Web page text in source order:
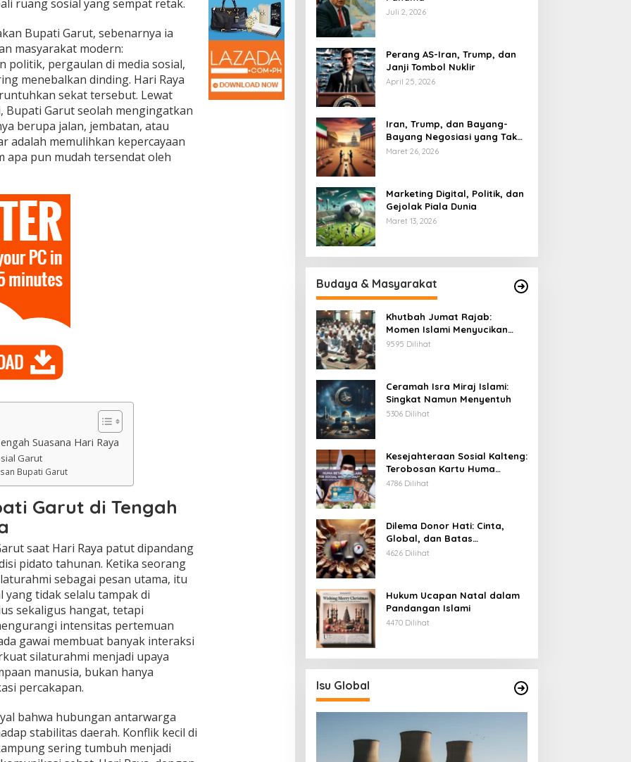
ruang sosial yang sempat retak.
Bupati Garut, sebenarnya ia
masyarakat modern:
politik, pergaulan di media sosial,
menebalkan dinding. Hari Raya
sekat tersebut. Lewat
Garut seolah mengingatkan
berupa jalan, jembatan, atau
adalah memulihkan kepercayaan
pun mudah tersendat oleh
Suasana Hari Raya
Garut
Bupati Garut
Garut di Tengah
saat Hari Raya patut dipandang
pidato tahunan. Ketika seorang
sebagai pesan utama, itu
yang tidak selalu tampak di
sekaligus hangat, tetapi
intensitas pertemuan
gawai membuat banyak interaksi
silaturahmi menjadi upaya
manusia, bukan hanya
percakapan.
bahwa hubungan antarwarga
stabilitas daerah. Konflik kecil di
sering tumbuh menjadi
Juli 2, 2026
Perang AS-Iran, Trump, dan
Janji Tombol Nuklir
April 25, 2026
Iran, Trump, dan Bayang-
Bayang Negosiasi yang Tak
Pernah Usai
Maret 26, 2026
Marketing Digital, Politik, dan
Gejolak Piala Dunia
Maret 13, 2026
Budaya & Masyarakat
Khutbah Jumat Rajab:
Momen Islami Menyucikan
Hati
9595 Dilihat
Ceramah Isra Miraj Islami:
Singkat Namun Menyentuh
5306 Dilihat
Kesejahteraan Sosial Kalteng:
Terobosan Kartu Huma
Betang
4786 Dilihat
Dilema Donor Hati: Cinta,
Global, dan Batas
Pengorbanan
4626 Dilihat
Hukum Ucapan Natal dalam
Pandangan Islami
4470 Dilihat
Isu Global